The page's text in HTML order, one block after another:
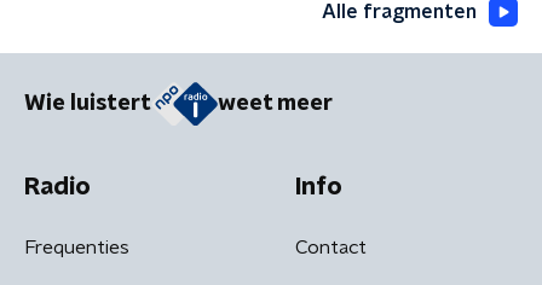
Alle fragmenten
Wie luistert weet meer
Radio
Frequenties
Info
Contact